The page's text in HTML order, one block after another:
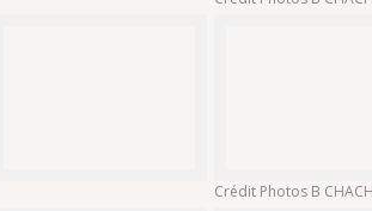
Crédit Photos B